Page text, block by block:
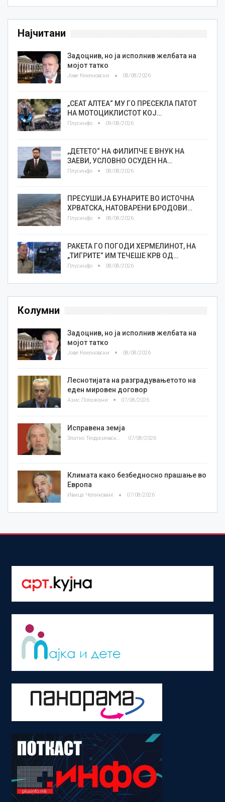
Најчитани
Задоцнив, но ја исполнив желбата на
мојот татко
Јове Кекеновски 08/08/2026
„СЕАТ АЛТЕА“ МУ ГО ПРЕСЕКЛА ПАТОТ
НА МОТОЦИКЛИСТОТ КОЈ…
Плусинфо 09/08/2026
„ДЕТЕТО“ НА ФИЛИПЧЕ Е ВНУК НА
ЗАЕВИ, УСЛОВНО ОСУДЕН НА…
Плусинфо 08/08/2026
ПРЕСУШИЈА БУНАРИТЕ ВО ИСТОЧНА
ХРВАТСКА, НАТОВАРЕНИ БРОДОВИ…
Плусинфо 08/08/2026
РАКЕТА ГО ПОГОДИ ХЕРМЕЛИНОТ, НА
„ТИГРИТЕ“ ИМ ТЕЧЕШЕ КРВ ОД…
Плусинфо 08/08/2026
Колумни
Задоцнив, но ја исполнив желбата на
мојот татко
Јове Кекеновски 08/08/2026
Леснотијата на разградувањетото на
еден мировен договор
Азис Положани 07/08/2026
Исправена земја
Златко Теодосиевски 07/08/2026
Климата како безбедносно прашање во
Европа
Ивица Челиковиќ 07/08/2026